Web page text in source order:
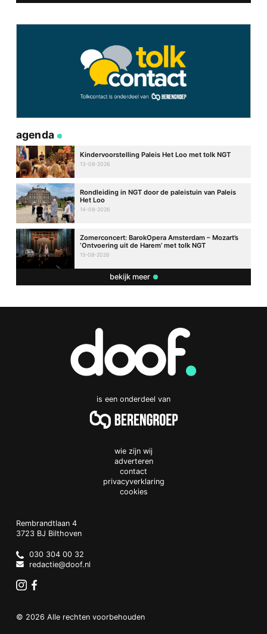
agenda
Kindervoorstelling Paleis Het Loo met tolk NGT
13-08-2026
Rondleiding in NGT door de paleistuin van Paleis
Het Loo
14-08-2026
Zomerconcert: BarokOpera Amsterdam – Mozart’s
‘Ontvoering uit de Harem’ met tolk NGT
15-08-2026
bekijk meer
is een onderdeel van
wie zijn wij
adverteren
contact
privacyverklaring
cookies
Doof.nl
work
Rembrandtlaan 4
3723 BJ Bilthoven
Netherlands
030 304 00 32
redactie@doof.nl
© 2026 Alle rechten voorbehouden